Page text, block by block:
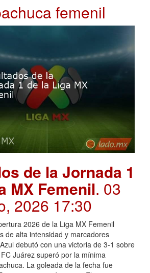
femenil
de la Jornada 1
MX Femenil. 03
2026 17:30
2026 de la Liga MX Femenil
de alta intensidad y marcadores
debutó con una victoria de 3-1 sobre
Juárez superó por la mínima
La goleada de la fecha fue